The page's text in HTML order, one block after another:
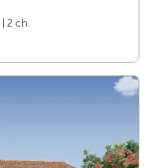
| 2 ch.